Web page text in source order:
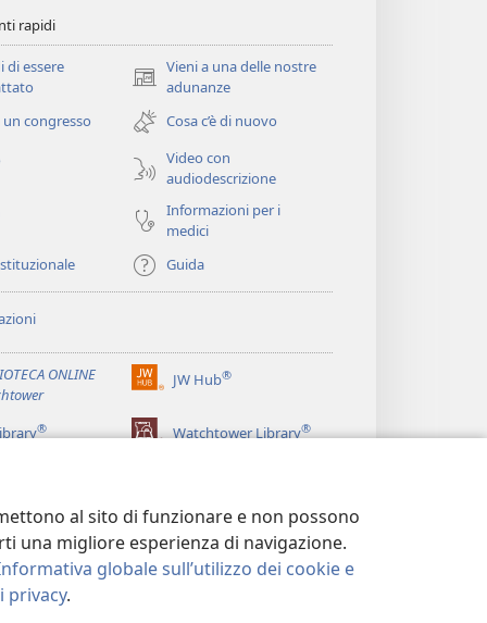
al sito di funzionare e non possono
una migliore esperienza di navigazione.
globale sull’utilizzo dei cookie e
privacy.
rapidi
di essere
Vieni a una delle nostre
adunanze
(apre
una
nuova
finestra)
un congresso
Cosa c’è di nuovo
Video con
audiodescrizione
Informazioni per i
medici
Guida
ONLINE
JW Hub®
(apre
nuova
® Watchtower Library®
PRIVACY